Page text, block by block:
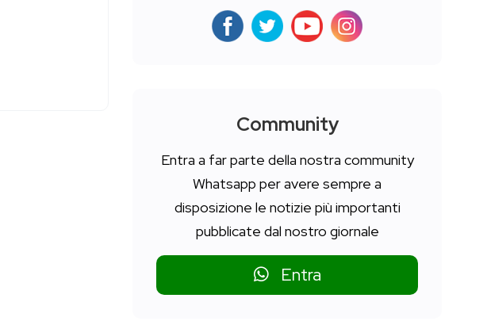
Community
Entra a far parte della nostra community
Whatsapp per avere sempre a
disposizione le notizie più importanti
pubblicate dal nostro giornale
Entra